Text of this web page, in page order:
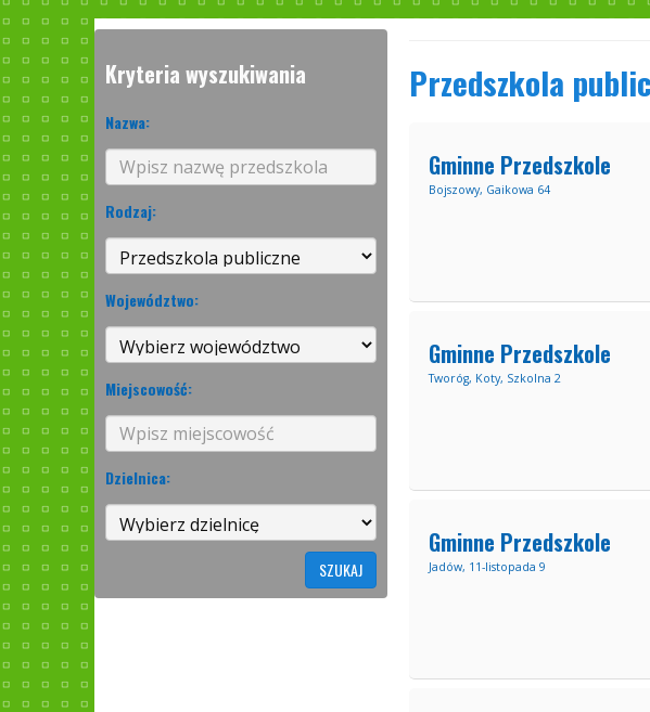
Przedszkola
Gminne Przedszkole
Bojszowy, Gaikowa 64
Gminne Przedszkole
Tworóg, Koty, Szkolna 2
Gminne Przedszkole
Jadów, 11-listopada 9
Kryteria wyszukiwania
Nazwa:
Rodzaj:
Województwo:
Miejscowość:
Dzielnica: